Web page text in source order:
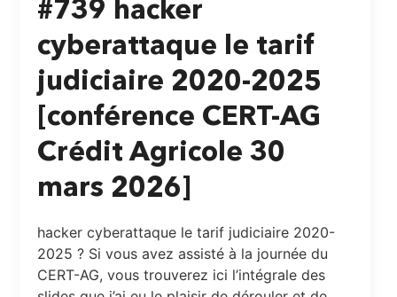
#739 hacker
cyberattaque le tarif
judiciaire 2020-2025
[conférence CERT-AG
Crédit Agricole 30
mars 2026]
hacker cyberattaque le tarif judiciaire 2020-
2025 ? Si vous avez assisté à la journée du
CERT-AG, vous trouverez ici l’intégrale des